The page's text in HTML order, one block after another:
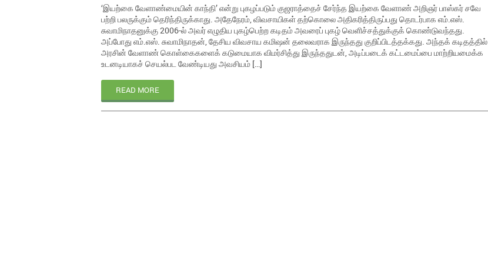
‘இயற்கை வேளாண்மையின் காந்தி’ என்று புகழப்படும் குஜராத்தைச் சேர்ந்த இயற்கை வேளாண் அறிஞர் பாஸ்கர் சவே
பற்றி பலருக்கும் தெரிந்திருக்காது. அதேநேரம், விவசாயிகள் தற்கொலை அதிகரித்திருப்பது தொடர்பாக எம்.எஸ்.
சுவாமிநாதனுக்கு 2006-ல் அவர் எழுதிய புகழ்பெற்ற கடிதம் அவரைப் புகழ் வெளிச்சத்துக்குக் கொண்டுவந்தது.
அப்போது எம்.எஸ். சுவாமிநாதன், தேசிய விவசாய கமிஷன் தலைவராக இருந்தது குறிப்பிடத்தக்கது. அந்தக் கடிதத்தில்
அரசின் வேளாண் கொள்கைகளைக் கடுமையாக விமர்சித்து இருந்ததுடன், அடிப்படைக் கட்டமைப்பை மாற்றியமைக்க
உடனடியாகச் செயல்பட வேண்டியது அவசியம் […]
READ MORE